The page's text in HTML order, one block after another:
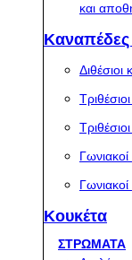
και
Καναπέδες
Κουκέτα
ΣΤΡΩΜΑΤΑ